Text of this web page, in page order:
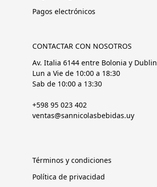
Pagos electrónicos
CONTACTAR CON NOSOTROS
Av. Italia 6144 entre Bolonia y Dublin
Lun a Vie de 10:00 a 18:30
Sab de 10:00 a 13:30
+598 95 023 402
ventas@sannicolasbebidas.uy
Términos y condiciones
Política de privacidad